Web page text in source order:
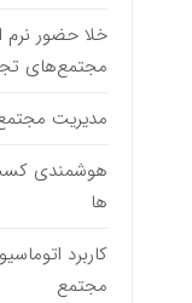
خلا حضور
مجتمع‌های
مدیریت
هوشمندی
ها
کاربرد
مجتمع